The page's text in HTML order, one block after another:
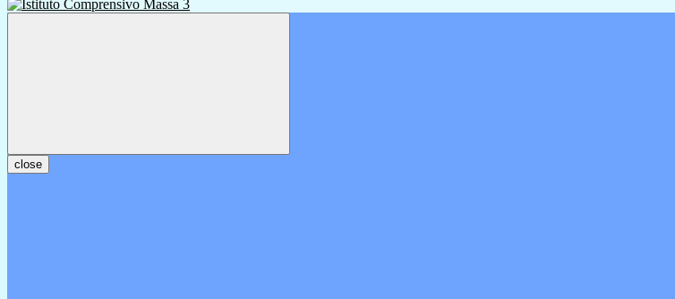
close